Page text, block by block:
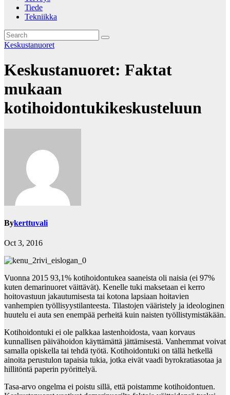
Tiede
Tekniikka
Keskustanuoret
Keskustanuoret: Faktat
mukaan
kotihoidontukikeskusteluun
Bykerttuvali
Oct 3, 2016
Vuonna 2015 93,1% kotihoidontukea saaneista oli naisia (ei 97%
kuten demarinuoret väittävät). Kenelle tuki maksetaan ei kerro
hoitovastuun jakautumisesta tai kotona lapsiaan hoitavien
vanhempien työllisyystilanteesta. Tilastojen vääristely ja ideologinen
huutelu ei auta sen enempää perheitä kuin naisten työllistymistäkään.
Kotihoidontuki ei ole palkkaa lastenhoidosta, vaan korvaus
kunnallisen päivähoidon käyttämättä jättämisestä. Vanhemmat voivat
samalla opiskella tai tehdä työtä. Kotihoidontuki on tällä hetkellä
ainoita perustulon tapaisia tukia, jotka eivät vaadi byrokratiasotaa ja
hillitöntä paperin pyörittelyä.
Tasa-arvo ongelma ei poistu sillä, että poistamme kotihoidontuen.